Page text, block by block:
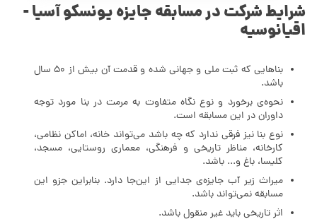
شرایط شرکت در مسابقه جایزه یونسکو آسیا -
اقیانوسیه
بناهایی که ثبت ملی و جهانی شده و قدمت آن بیش از 50 سال
باشد.
نحوه‌ی برخورد و نوع نگاه متفاوت به مرمت در بنا مورد توجه
داوران در این مسابقه است.
نوع بنا نیز فرقی ندارد که چه باشد می‌تواند خانه، اماکن نظامی،
کارخانه، مناظر تاریخی و فرهنگی، معماری روستایی، مسجد،
کلیسا، باغ و... باشد.
میراث زیر آب جایزه‌ی جدایی از این‌جا دارد. بنابراین جزو این
مسابقه نمی‌تواند باشد.
اثر تاریخی باید غیر منقول باشد.